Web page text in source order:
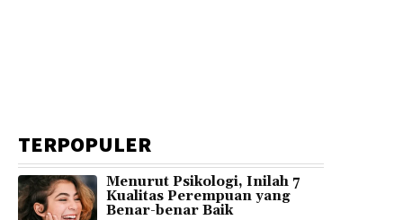
TERPOPULER
Menurut Psikologi, Inilah 7
Kualitas Perempuan yang
Benar-benar Baik